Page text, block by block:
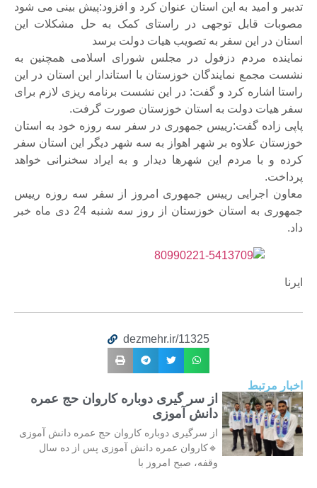
تدبیر و امید به این استان عنوان کرد و افزود:پیش بینی می شود
مصوبات قابل توجهی در راستای کمک به حل مشکلات این
استان در این سفر به تصویب هیات دولت برسد
نماینده مردم دزفول در مجلس شورای اسلامی همچنین به
نشست مجمع نمایندگان خوزستان با استاندار این استان در این
راستا اشاره کرد و گفت: در این نشست برنامه ریزی لازم برای
سفر هیات دولت به استان خوزستان صورت گرفت.
پاپی زاده گفت:رییس جمهوری در سفر سه روزه خود به استان
خوزستان علاوه بر شهر اهواز به سه شهر دیگر این استان سفر
کرده و با مردم این شهرها دیدار و به ایراد سخنرانی خواهد
پرداخت.
معاون اجرایی رییس جمهوری امروز از سفر سه روزه رییس
جمهوری به استان خوزستان از روز سه شنبه 24 دی ماه خبر
داد.
ایرنا
dezmehr.ir/11325
اخبار مرتبط
از سر گیری دوباره کاروان حج عمره
دانش آموزی
از سرگیری دوباره کاروان حج عمره دانش آموزی
🔹کاروان عمره دانش آموزی پس از ده سال
وقفه، صبح امروز با